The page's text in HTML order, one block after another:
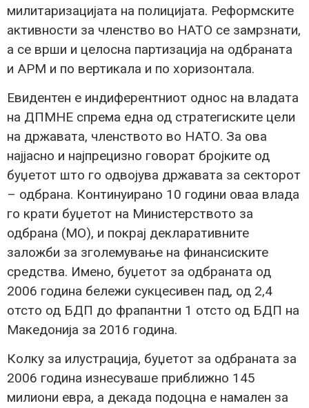
милитаризацијата на полицијата. Реформските
активности за членство во НАТО се замрзнати,
а се врши и целосна партизација на одбраната
и АРМ и по вертикала и по хоризонтала.
Евидентен е индиферентниот однос на владата
на ДПМНЕ спрема една од стратегиските цели
на државата, членството во НАТО. За ова
најјасно и најпрецизно говорат бројките од
буџетот што го одвојува државата за секторот
– одбрана. Континуирано 10 години оваа влада
го крати буџетот на Министерството за
одбрана (МО), и покрај декларативните
заложби за зголемување на финансиските
средства. Имено, буџетот за одбраната од
2006 година бележи сукцесивен пад, од 2,4
отсто од БДП до фрапантни 1 отсто од БДП на
Македонија за 2016 година.
Колку за илустрација, буџетот за одбраната за
2006 година изнесуваше приближно 145
милиони евра, а декада подоцна е намален за